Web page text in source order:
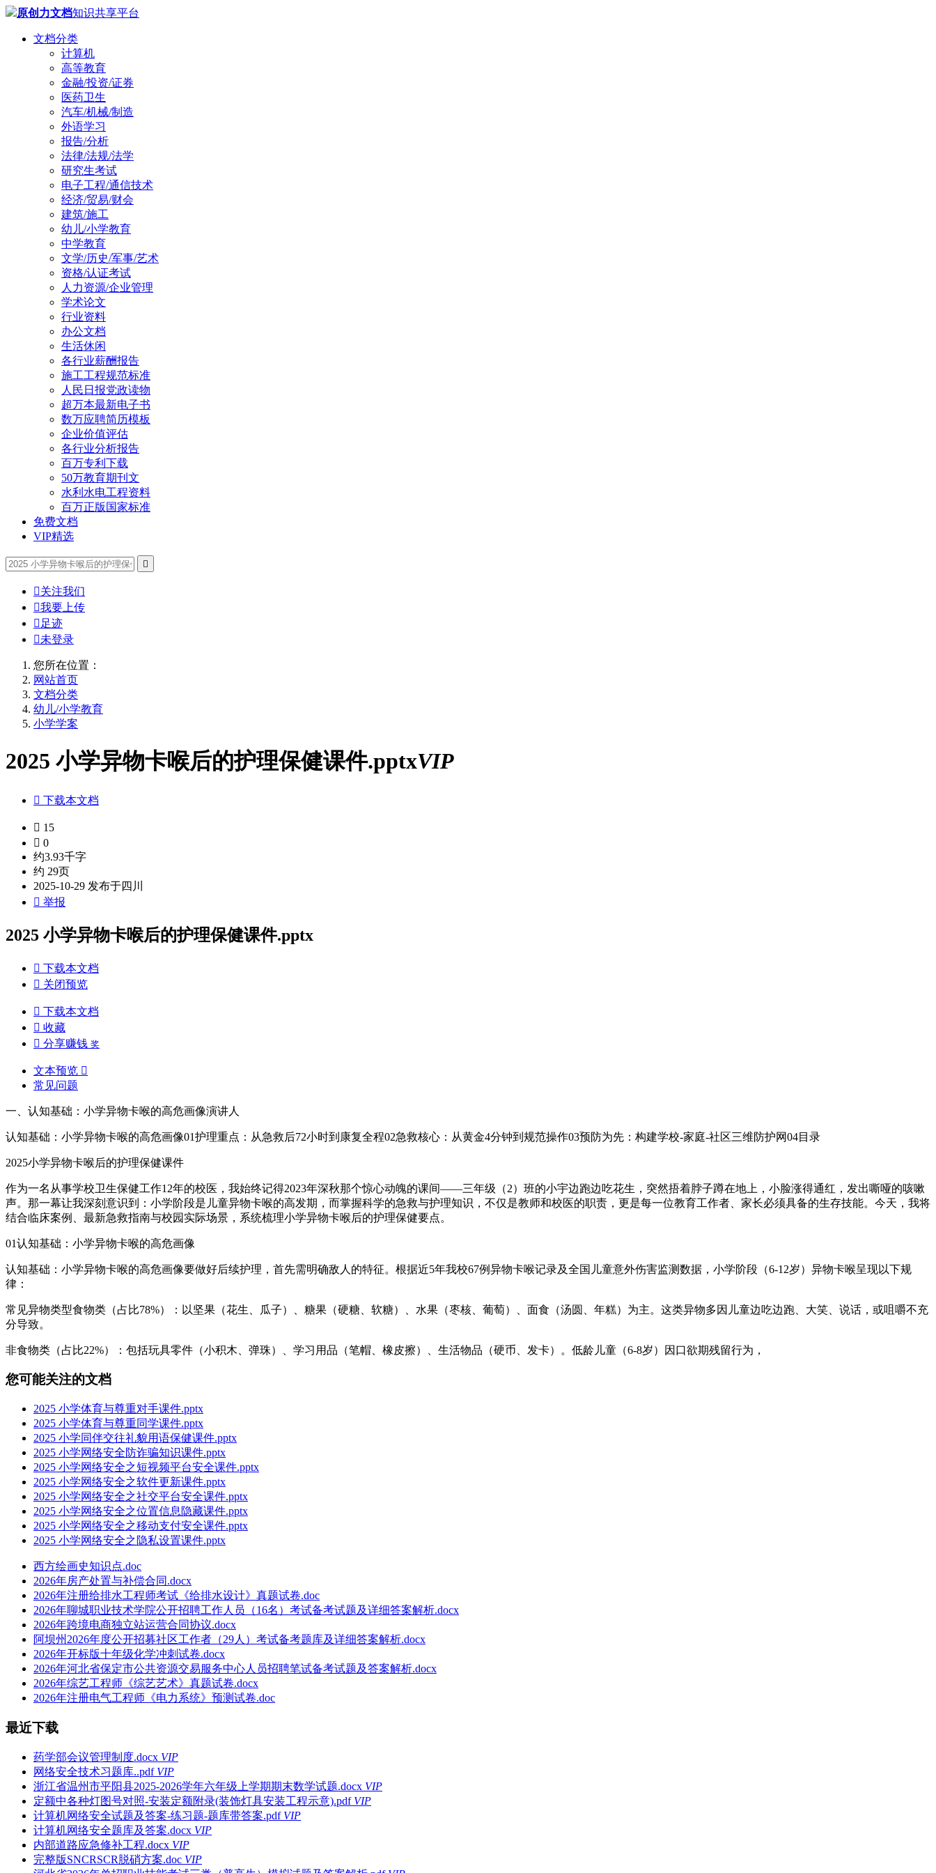
原创力文档知识共享平台
文档分类
计算机
高等教育
金融/投资/证券
医药卫生
汽车/机械/制造
外语学习
报告/分析
法律/法规/法学
研究生考试
电子工程/通信技术
经济/贸易/财会
建筑/施工
幼儿/小学教育
中学教育
文学/历史/军事/艺术
资格/认证考试
人力资源/企业管理
学术论文
行业资料
办公文档
生活休闲
各行业薪酬报告
施工工程规范标准
人民日报党政读物
超万本最新电子书
数万应聘简历模板
企业价值评估
各行业分析报告
百万专利下载
50万教育期刊文
水利水电工程资料
百万正版国家标准
免费文档
VIP精选

关注我们
我要上传
 足迹
未登录
您所在位置：
网站首页
文档分类
幼儿/小学教育
小学学案
2025 小学异物卡喉后的护理保健课件.pptxVIP
 下载本文档
 15
 0
约3.93千字
约 29页
2025-10-29 发布于四川
 举报
2025 小学异物卡喉后的护理保健课件.pptx
 下载本文档
 关闭预览
 下载本文档
 收藏
 分享赚钱 奖
文本预览 
常见问题
一、认知基础：小学异物卡喉的高危画像演讲人
认知基础：小学异物卡喉的高危画像01护理重点：从急救后72小时到康复全程02急救核心：从黄金4分钟到规范操作03预防为先：构建学校-家庭-社区三维防护网04目录
2025小学异物卡喉后的护理保健课件
作为一名从事学校卫生保健工作12年的校医，我始终记得2023年深秋那个惊心动魄的课间——三年级（2）班的小宇边跑边吃花生，突然捂着脖子蹲在地上，小脸涨得通红，发出嘶哑的咳嗽
声。那一幕让我深刻意识到：小学阶段是儿童异物卡喉的高发期，而掌握科学的急救与护理知识，不仅是教师和校医的职责，更是每一位教育工作者、家长必须具备的生存技能。今天，我将
结合临床案例、最新急救指南与校园实际场景，系统梳理小学异物卡喉后的护理保健要点。
01认知基础：小学异物卡喉的高危画像
认知基础：小学异物卡喉的高危画像要做好后续护理，首先需明确敌人的特征。根据近5年我校67例异物卡喉记录及全国儿童意外伤害监测数据，小学阶段（6-12岁）异物卡喉呈现以下规
律：
常见异物类型食物类（占比78%）：以坚果（花生、瓜子）、糖果（硬糖、软糖）、水果（枣核、葡萄）、面食（汤圆、年糕）为主。这类异物多因儿童边吃边跑、大笑、说话，或咀嚼不充
分导致。
非食物类（占比22%）：包括玩具零件（小积木、弹珠）、学习用品（笔帽、橡皮擦）、生活物品（硬币、发卡）。低龄儿童（6-8岁）因口欲期残留行为，
您可能关注的文档
2025 小学体育与尊重对手课件.pptx
2025 小学体育与尊重同学课件.pptx
2025 小学同伴交往礼貌用语保健课件.pptx
2025 小学网络安全防诈骗知识课件.pptx
2025 小学网络安全之短视频平台安全课件.pptx
2025 小学网络安全之软件更新课件.pptx
2025 小学网络安全之社交平台安全课件.pptx
2025 小学网络安全之位置信息隐藏课件.pptx
2025 小学网络安全之移动支付安全课件.pptx
2025 小学网络安全之隐私设置课件.pptx
西方绘画史知识点.doc
2026年房产处置与补偿合同.docx
2026年注册给排水工程师考试《给排水设计》真题试卷.doc
2026年聊城职业技术学院公开招聘工作人员（16名）考试备考试题及详细答案解析.docx
2026年跨境电商独立站运营合同协议.docx
阿坝州2026年度公开招募社区工作者（29人）考试备考题库及详细答案解析.docx
2026年开标版十年级化学冲刺试卷.docx
2026年河北省保定市公共资源交易服务中心人员招聘笔试备考试题及答案解析.docx
2026年综艺工程师《综艺艺术》真题试卷.docx
2026年注册电气工程师《电力系统》预测试卷.doc
最近下载
药学部会议管理制度.docx VIP
网络安全技术习题库..pdf VIP
浙江省温州市平阳县2025-2026学年六年级上学期期末数学试题.docx VIP
定额中各种灯图号对照-安装定额附录(装饰灯具安装工程示意).pdf VIP
计算机网络安全试题及答案-练习题-题库带答案.pdf VIP
计算机网络安全题库及答案.docx VIP
内部道路应急修补工程.docx VIP
完整版SNCRSCR脱硝方案.doc VIP